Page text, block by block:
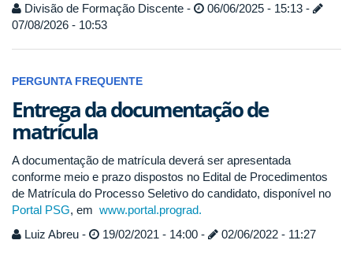
Divisão de Formação Discente -
06/06/2025 - 15:13 -
07/08/2026 - 10:53
PERGUNTA FREQUENTE
Entrega da documentação de
matrícula
A documentação de matrícula deverá ser apresentada
conforme meio e prazo dispostos no Edital de Procedimentos
de Matrícula do Processo Seletivo do candidato, disponível no
Portal PSG, em www.portal.prograd.
Luiz Abreu -
19/02/2021 - 14:00 - 02/06/2022 - 11:27